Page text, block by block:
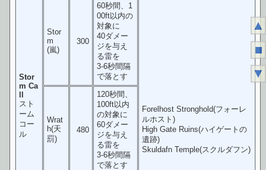
Stor
m Ca
スト
ーム
コー
ル
Stor
m
(嵐)
300
60秒間、1
00ft以内の
対象に
40ダメー
ジを与え
る雷を
3-6秒間隔
で落とす
Forelhost Stronghold(フォーレ
ルホスト)
High Gate Ruins(ハイゲートの
遺跡)
Skuldafn Temple(スクルダフン)
Wrat
h(天
罰)
480
120秒間、
100ft以内
の対象に
60ダメー
ジを与え
る雷を
3-6秒間隔
で落とす
▲
■
▼